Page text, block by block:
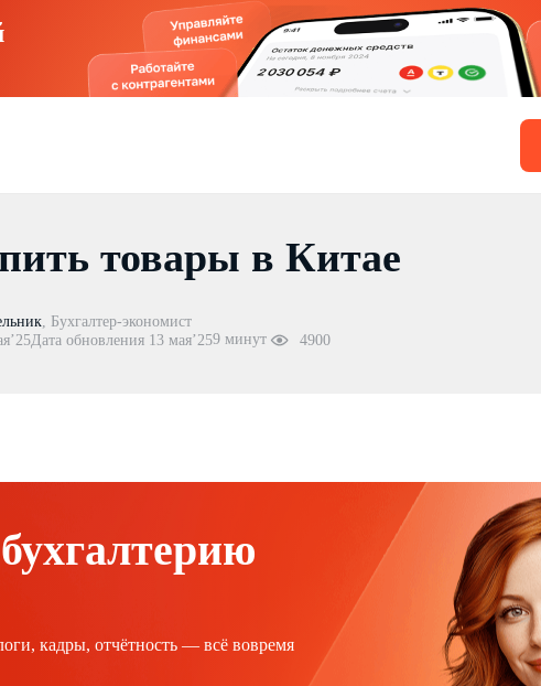
товары в Китае
, Бухгалтер-экономист
Дата обновления 13 мая’259 минут 4900
кадры, отчётность — всё вовремя